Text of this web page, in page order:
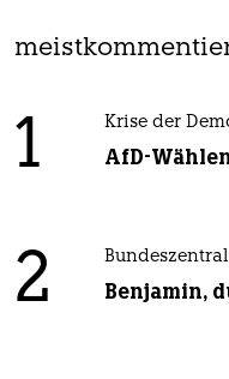
1 Krise der
AfD-
2 Benjamin,